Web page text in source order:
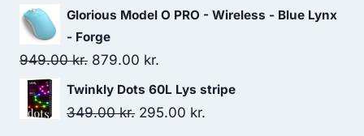
price
1,899.00 kr..
price
Glorious Model O PRO - Wireless - Blue Lynx
- Forge
949.00kr. Original
price
was:
879.00 kr.
price
is:
Twinkly Dots 60L Lys stripe
349.00kr. Original
295.00 kr.